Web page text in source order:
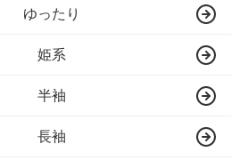
ゆったり
姫系
半袖
長袖